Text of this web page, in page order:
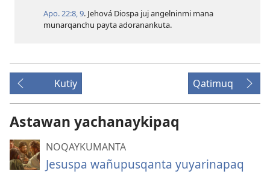
Apo. 22:​8, 9. Jehová Diospa juj angelninmi mana
munarqanchu payta adoranankuta.
Kutiy Qatimuq
Astawan yachanaykipaq
NOQAYKUMANTA
Jesuspa wañupusqanta yuyarinapaq